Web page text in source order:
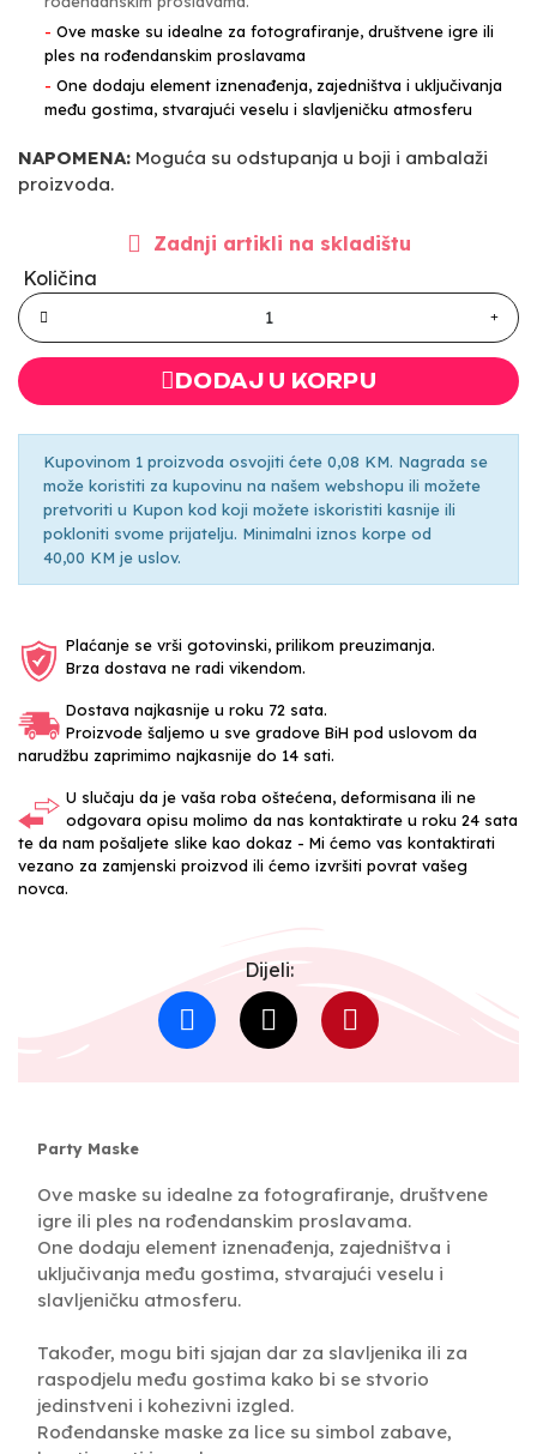
- Ove maske su idealne za fotografiranje, društvene igre ili
ples na rođendanskim proslavama
- One dodaju element iznenađenja, zajedništva i uključivanja
među gostima, stvarajući veselu i slavljeničku atmosferu
NAPOMENA: Moguća su odstupanja u boji i ambalaži
proizvoda.
Zadnji artikli na skladištu
Količina
DODAJ U KORPU
Kupovinom 1 proizvoda osvojiti ćete 0,08 KM. Nagrada se
može koristiti za kupovinu na našem webshopu ili možete
pretvoriti u Kupon kod koji možete iskoristiti kasnije ili
pokloniti svome prijatelju. Minimalni iznos korpe od
40,00 KM je uslov.
Plaćanje se vrši gotovinski, prilikom preuzimanja.
Brza dostava ne radi vikendom.
Dostava najkasnije u roku 72 sata.
Proizvode šaljemo u sve gradove BiH pod uslovom da
narudžbu zaprimimo najkasnije do 14 sati.
U slučaju da je vaša roba oštećena, deformisana ili ne
odgovara opisu molimo da nas kontaktirate u roku 24 sata
te da nam pošaljete slike kao dokaz - Mi ćemo vas kontaktirati
vezano za zamjenski proizvod ili ćemo izvršiti povrat vašeg
novca.
Dijeli:
Party Maske
Ove maske su idealne za fotografiranje, društvene
igre ili ples na rođendanskim proslavama.
One dodaju element iznenađenja, zajedništva i
uključivanja među gostima, stvarajući veselu i
slavljeničku atmosferu.
Također, mogu biti sjajan dar za slavljenika ili za
raspodjelu među gostima kako bi se stvorio
jedinstveni i kohezivni izgled.
Rođendanske maske za lice su simbol zabave,